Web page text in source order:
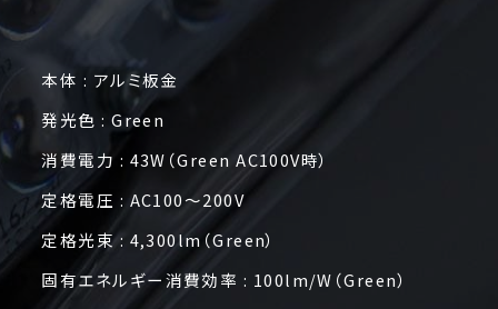
本体 : アルミ板金
発光色 : Green
消費電力 : 43W（Green AC100V時）
定格電圧 : AC100～200V
定格光束 : 4,300lm（Green）
固有エネルギー消費効率 : 100lm/W（Green）